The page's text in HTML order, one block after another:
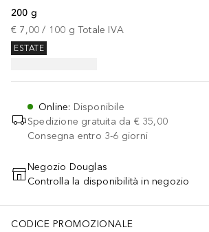
200 g
€ 7,00 / 100 g Totale IVA
ESTATE
Online: Disponibile
Spedizione gratuita da € 35,00
Consegna entro 3-6 giorni
AGGIUNGI AL CARRELLO
Negozio Douglas
Controlla la disponibilità in negozio
CODICE PROMOZIONALE